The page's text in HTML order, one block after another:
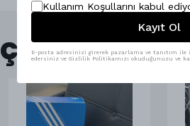
Çok Satanlar
Kullanım Koşullarını kabul
Kayıt Ol
E-posta adresinizi girerek pazarlama ve tanıtım
edersiniz ve Gizlilik Politikamızı okuduğunuzu ve